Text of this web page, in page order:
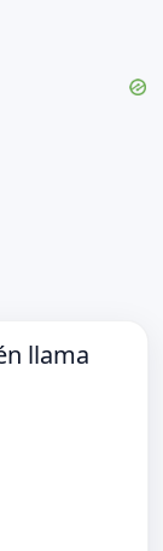
llama